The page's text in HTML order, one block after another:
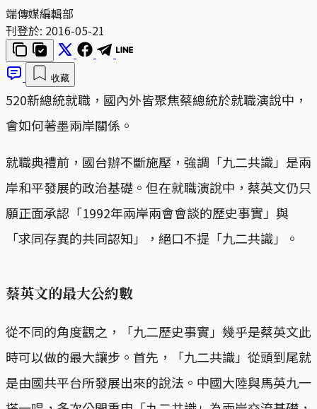
端傳媒編輯部
刊登於: 2016-05-21
收藏
520新總統就職，國內外皆聚焦蔡總統於就職演說中，
會如何著墨兩岸關係。
就職典禮前，國台辦不斷施壓，強調「九二共識」是兩
岸和平發展的政治基礎。但在就職演說中，蔡英文仍只
願正面承認「1992年兩岸兩會會談的歷史事實」與
「求同存異的共同認知」，絕口不提「九二共識」。
蔡英文的最大公約數
從不同的角度觀之，「九二歷史事實」幾乎是蔡英文此
時可以做的最大讓步。首先，「九二共識」從頭到尾就
是由國共平台所發展出來的說法。中國大陸與馬英九一